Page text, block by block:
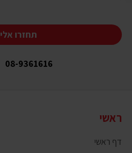
תחזרו אלי
08-9361616
ראשי
דף ראשי